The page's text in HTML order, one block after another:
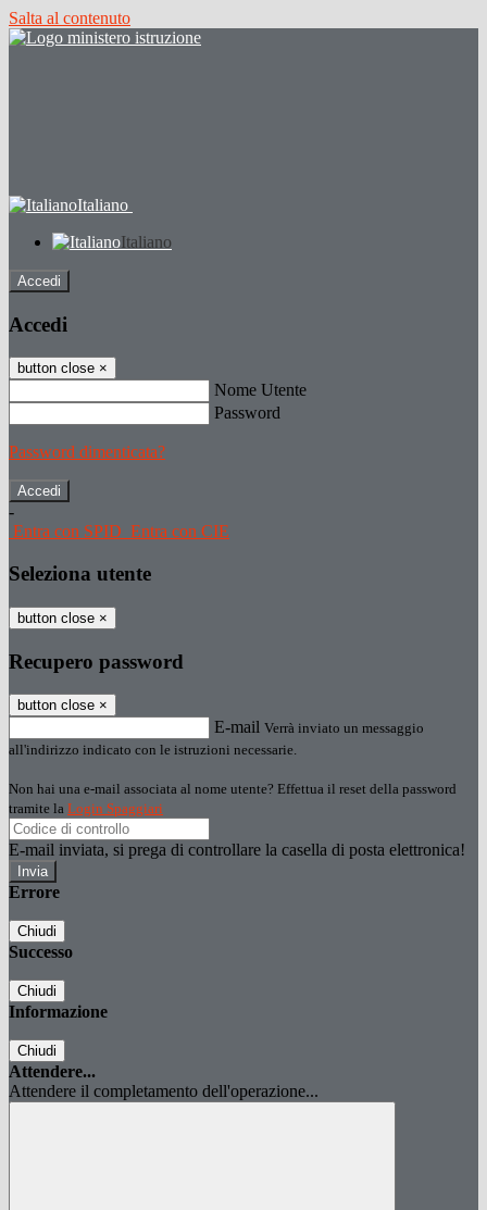
Salta al contenuto
Italiano
Italiano
Accedi
Accedi
button close ×
Nome Utente
Password
Password dimenticata?
-
Entra con SPID Entra con CIE
Seleziona utente
button close ×
Recupero password
button close ×
E-mail Verrà inviato un messaggio
all'indirizzo indicato con le istruzioni necessarie.
Non hai una e-mail associata al nome utente? Effettua il reset della password
tramite la Login Spaggiari
E-mail inviata, si prega di controllare la casella di posta elettronica!
Errore
Chiudi
Successo
Chiudi
Informazione
Chiudi
Attendere...
Attendere il completamento dell'operazione...